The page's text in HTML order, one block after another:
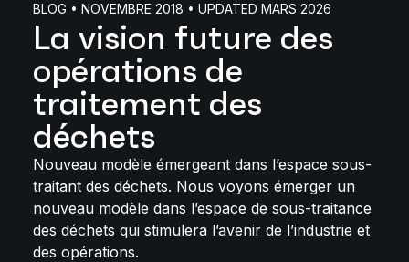
BLOG • NOVEMBRE 2018 • UPDATED MARS 2026
La vision future des
opérations de
traitement des
déchets
Nouveau modèle émergeant dans l’espace sous-
traitant des déchets. Nous voyons émerger un
nouveau modèle dans l’espace de sous-traitance
des déchets qui stimulera l’avenir de l’industrie et
des opérations.